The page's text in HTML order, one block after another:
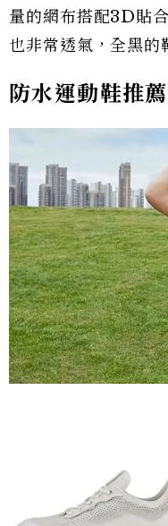
量的網布搭配3D貼
也非常透氣，全黑的
防水運動鞋推